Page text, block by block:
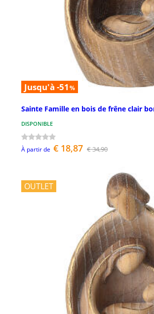
Jusqu'à -51 %
Sainte Famille en bois de frêne clair
DISPONIBLE
À partir de € 18,87 € 34,90
OUTLET